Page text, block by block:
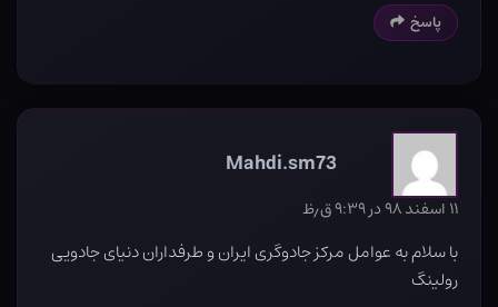
پاسخ
Mahdi.sm73
۱۱ اسفند ۹۸ در ۹:۳۹ ق٫ظ
با سلام به عوامل مرکز جادوگری ایران و طرفداران دنیای جادویی
رولینگ